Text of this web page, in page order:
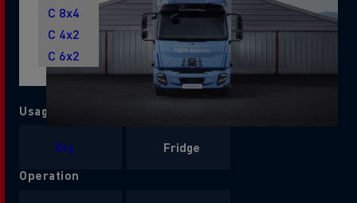
C 8x4
C 4x2
C 6x2
Usage
Dry
Fridge
Operation